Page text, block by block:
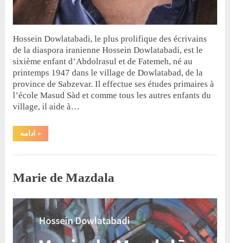
Hossein Dowlatabadi, le plus prolifique des écrivains
de la diaspora iranienne Hossein Dowlatabadi, est le
sixième enfant d’Abdolrasul et de Fatemeh, né au
printemps 1947 dans le village de Dowlatabad, de la
province de Sabzevar. Il effectue ses études primaires à
l’école Masud Sàd et comme tous les autres enfants du
village, il aide à…
ادامه “Une
courte
»
Marie de Mazdala
Posted
on
4 novembre 2022
By
حسین دولت‌آبادی